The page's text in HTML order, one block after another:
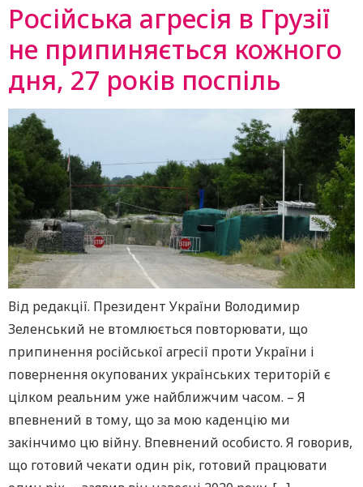
Російська агресія в Грузії
не припиняється кожного
дня, 27 років поспіль
Від редакції. Президент України Володимир
Зеленський не втомлюється повторювати, що
припинення російської агресії проти України і
повернення окупованих українських територій є
цілком реальним уже найближчим часом. – Я
впевнений в тому, що за мою каденцію ми
закінчимо цю війну. Впевнений особисто. Я говорив,
що готовий чекати один рік, готовий працювати